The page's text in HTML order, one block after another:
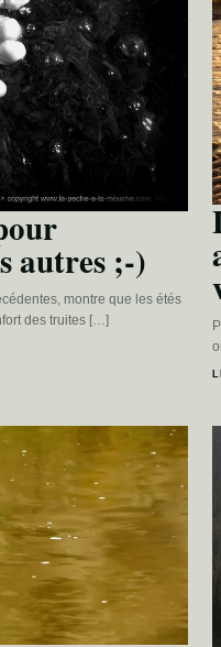
autres ;-)
montre que les étés
des truites […]